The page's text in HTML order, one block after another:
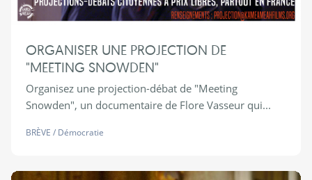
ORGANISER UNE PROJECTION DE
"MEETING SNOWDEN"
Organisez une projection-débat de "Meeting
Snowden", un documentaire de Flore Vasseur qui...
BRÈVE / Démocratie